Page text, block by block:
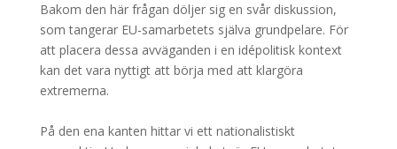
Bakom den här frågan döljer sig en svår diskussion,
som tangerar EU-samarbetets själva grundpelare. För
att placera dessa avväganden i en idépolitisk kontext
kan det vara nyttigt att börja med att klargöra
extremerna.
På den ena kanten hittar vi ett nationalistiskt